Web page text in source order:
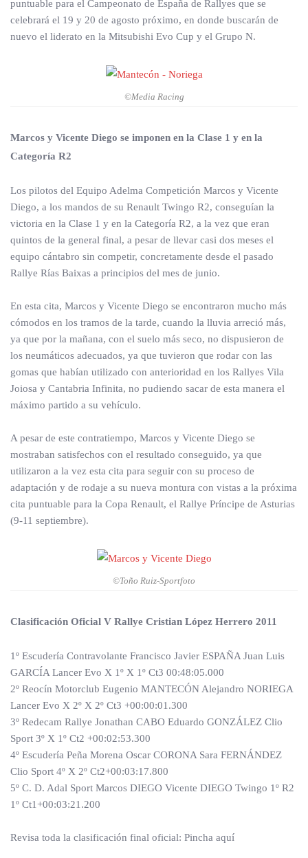
puntuable para el Campeonato de España de Rallyes que se
celebrará el 19 y 20 de agosto próximo, en donde buscarán de
nuevo el liderato en la Mitsubishi Evo Cup y el Grupo N.
©Media Racing
Marcos y Vicente Diego se imponen en la Clase 1 y en la
Categoría R2
Los pilotos del Equipo Adelma Competición Marcos y Vicente
Diego, a los mandos de su Renault Twingo R2, conseguían la
victoria en la Clase 1 y en la Categoría R2, a la vez que eran
quintos de la general final, a pesar de llevar casi dos meses el
equipo cántabro sin competir, concretamente desde el pasado
Rallye Rías Baixas a principios del mes de junio.
En esta cita, Marcos y Vicente Diego se encontraron mucho más
cómodos en los tramos de la tarde, cuando la lluvia arreció más,
ya que por la mañana, con el suelo más seco, no dispusieron de
los neumáticos adecuados, ya que tuvieron que rodar con las
gomas que habían utilizado con anterioridad en los Rallyes Vila
Joiosa y Cantabria Infinita, no pudiendo sacar de esta manera el
máximo partido a su vehículo.
A pesar de este contratiempo, Marcos y Vicente Diego se
mostraban satisfechos con el resultado conseguido, ya que
utilizaron a la vez esta cita para seguir con su proceso de
adaptación y de rodaje a su nueva montura con vistas a la próxima
cita puntuable para la Copa Renault, el Rallye Príncipe de Asturias
(9-11 septiembre).
©Toño Ruiz-Sportfoto
Clasificación Oficial V Rallye Cristian López Herrero 2011
1º Escudería Contravolante Francisco Javier ESPAÑA Juan Luis
GARCÍA Lancer Evo X 1º X 1º Ct3 00:48:05.000
2º Reocín Motorclub Eugenio MANTECÓN Alejandro NORIEGA
Lancer Evo X 2º X 2º Ct3 +00:00:01.300
3º Redecam Rallye Jonathan CABO Eduardo GONZÁLEZ Clio
Sport 3º X 1º Ct2 +00:02:53.300
4º Escudería Peña Morena Oscar CORONA Sara FERNÁNDEZ
Clio Sport 4º X 2º Ct2+00:03:17.800
5º C. D. Adal Sport Marcos DIEGO Vicente DIEGO Twingo 1º R2
1º Ct1+00:03:21.200
Revisa toda la clasificación final oficial: Pincha aquí